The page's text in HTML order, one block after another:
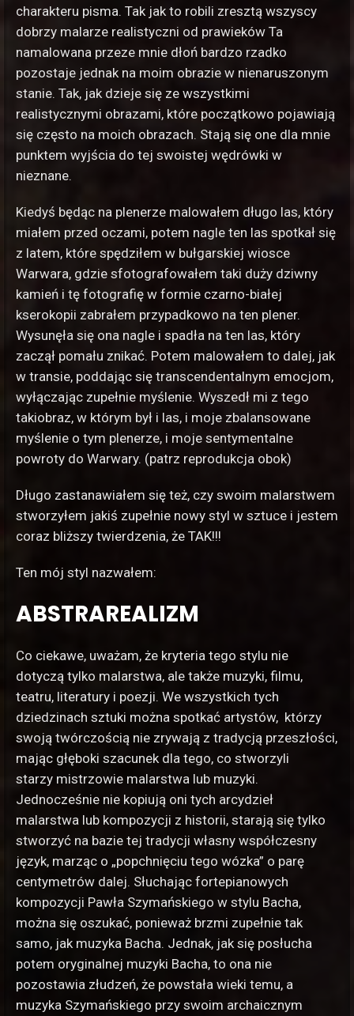
charakteru pisma. Tak jak to robili zresztą wszyscy
dobrzy malarze realistyczni od prawieków Ta
namalowana przeze mnie dłoń bardzo rzadko
pozostaje jednak na moim obrazie w nienaruszonym
stanie. Tak, jak dzieje się ze wszystkimi
realistycznymi obrazami, które początkowo pojawiają
się często na moich obrazach. Stają się one dla mnie
punktem wyjścia do tej swoistej wędrówki w
nieznane.
Kiedyś będąc na plenerze malowałem długo las, który
miałem przed oczami, potem nagle ten las spotkał się
z latem, które spędziłem w bułgarskiej wiosce
Warwara, gdzie sfotografowałem taki duży dziwny
kamień i tę fotografię w formie czarno-białej
kserokopii zabrałem przypadkowo na ten plener.
Wysunęła się ona nagle i spadła na ten las, który
zaczął pomału znikać. Potem malowałem to dalej, jak
w transie, poddając się transcendentalnym emocjom,
wyłączając zupełnie myślenie. Wyszedł mi z tego
takiobraz, w którym był i las, i moje zbalansowane
myślenie o tym plenerze, i moje sentymentalne
powroty do Warwary. (patrz reprodukcja obok)
Długo zastanawiałem się też, czy swoim malarstwem
stworzyłem jakiś zupełnie nowy styl w sztuce i jestem
coraz bliższy twierdzenia, że TAK!!!
Ten mój styl nazwałem:
ABSTRAREALIZM
Co ciekawe, uważam, że kryteria tego stylu nie
dotyczą tylko malarstwa, ale także muzyki, filmu,
teatru, literatury i poezji. We wszystkich tych
dziedzinach sztuki można spotkać artystów, którzy
swoją twórczością nie zrywają z tradycją przeszłości,
mając głęboki szacunek dla tego, co stworzyli
starzy mistrzowie malarstwa lub muzyki.
Jednocześnie nie kopiują oni tych arcydzieł
malarstwa lub kompozycji z historii, starają się tylko
stworzyć na bazie tej tradycji własny współczesny
język, marząc o „popchnięciu tego wózka” o parę
centymetrów dalej. Słuchając fortepianowych
kompozycji Pawła Szymańskiego w stylu Bacha,
można się oszukać, ponieważ brzmi zupełnie tak
samo, jak muzyka Bacha. Jednak, jak się posłucha
potem oryginalnej muzyki Bacha, to ona nie
pozostawia złudzeń, że powstała wieki temu, a
muzyka Szymańskiego przy swoim archaicznym